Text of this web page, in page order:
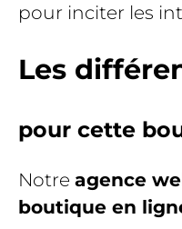
pour inciter les
Les
pour cette
Notre agence
boutique en